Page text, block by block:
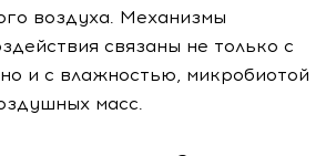
воздуха. Механизмы
связаны не только с
и с влажностью, микробиотой
масс.